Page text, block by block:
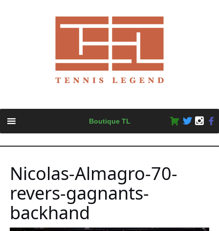
content
Boutique TL
Nicolas-Almagro-70-
revers-gagnants-
backhand